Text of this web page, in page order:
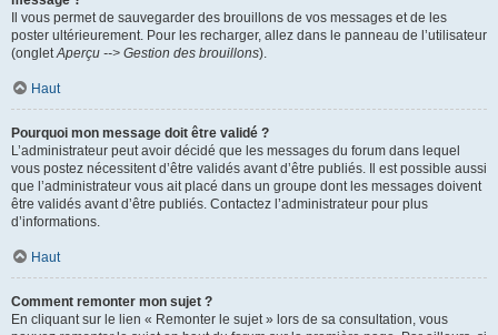
Il vous permet de sauvegarder des brouillons de vos messages et de les
poster ultérieurement. Pour les recharger, allez dans le panneau de l’utilisateur
(ongletAperçu --> Gestion des brouillons).
Haut
Pourquoi mon message doit être validé ?
L’administrateur peut avoir décidé que les messages du forum dans lequel
vous postez nécessitent d’être validés avant d’être publiés. Il est possible aussi
que l’administrateur vous ait placé dans un groupe dont les messages doivent
être validés avant d’être publiés. Contactez l’administrateur pour plus
d’informations.
Haut
Comment remonter mon sujet ?
En cliquant sur le lien « Remonter le sujet » lors de sa consultation, vous